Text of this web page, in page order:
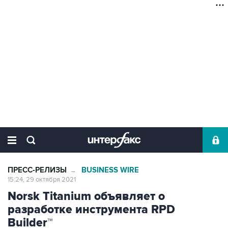
ПРЕСС-РЕЛИЗЫ → BUSINESS WIRE
15:24, 29 октября 2021
Norsk Titanium объявляет о
разработке инструмента RPD
Builder™